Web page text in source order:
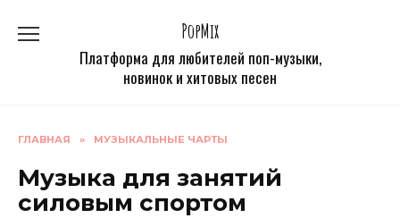
содержанию
PopMix
Платформа для любителей поп-музыки,
новинок и хитовых песен
ГЛАВНАЯ » МУЗЫКАЛЬНЫЕ ЧАРТЫ
Музыка для занятий
силовым спортом